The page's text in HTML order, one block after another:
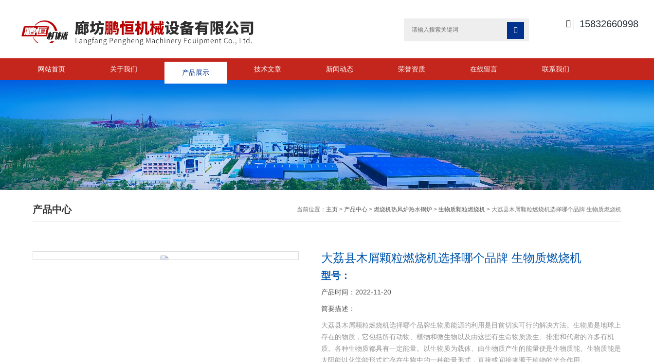

 15832660998
网站首页 关于我们 产品展示 技术文章 新闻动态 荣誉资质 在线留言 联系我们
产品中心 当前位置： 主页> 产品中心> 燃烧机热风炉热水锅炉> 生物质颗粒燃烧机> 大荔县木屑颗粒燃烧机选择哪个品牌 生物质燃烧机
< >
大荔县木屑颗粒燃烧机选择哪个品牌 生物质燃烧机
型号：
产品时间：2022-11-20
简要描述：
大荔县木屑颗粒燃烧机选择哪个品牌生物质能源的利用是目前切实可行的解决方法。生物质是地球上
存在的物质，它包括所有动物、植物和微生物以及由这些有生命物质派生、排泄和代谢的许多有机
质。各种生物质都具有一定能量。以生物质为载体、由生物质产生的能量便是生物质能。生物质能是
太阳能以化学能形式贮存在生物中的一种能量形式，直接或间接来源于植物的光合作用。